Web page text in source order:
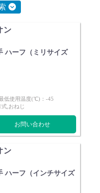
ン
ハーフ（ミリサイズ
低使用温度(℃)：-45
,おねじ
お問い合わせ
ン
ハーフ（インチサイズ